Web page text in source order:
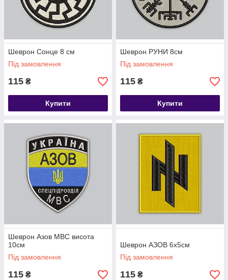
Шеврон Сонце 8 см
Під замовлення
115 ₴
Купити
Шеврон РУНИ 8см
Під замовлення
115 ₴
Купити
Шеврон Азов МВС висота
10см
Під замовлення
115 ₴
Шеврон АЗОВ 6х5см
Під замовлення
115 ₴